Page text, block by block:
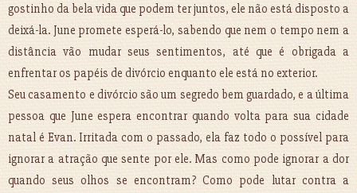
gostinho da bela vida que podem ter juntos, ele não está disposto a
deixá-la. June promete esperá-lo, sabendo que nem o tempo nem a
distância vão mudar seus sentimentos, até que é obrigada a
enfrentar os papéis de divórcio enquanto ele está no exterior.
Seu casamento e divórcio são um segredo bem guardado, e a última
pessoa que June espera encontrar quando volta para sua cidade
natal é Evan. Irritada com o passado, ela faz todo o possível para
ignorar a atração que sente por ele. Mas como pode ignorar a dor
quando seus olhos se encontram? Como pode lutar contra a